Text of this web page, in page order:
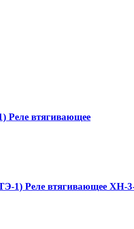
Реле втягивающее
1) Реле втягивающее XH-